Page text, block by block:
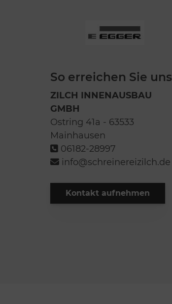
So erreichen Sie uns
ZILCH INNENAUSBAU
GMBH
Ostring 41a - 63533
Mainhausen
06182-28997
info@schreinereizilch.de
Kontakt aufnehmen